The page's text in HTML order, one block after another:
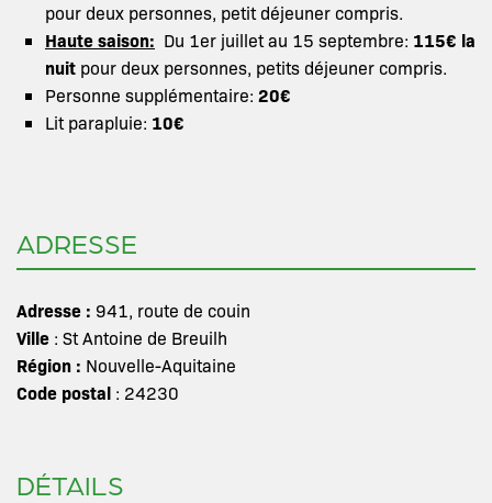
pour deux personnes, petit déjeuner compris.
Haute saison: Du 1er juillet au 15 septembre: 115€ la
nuit pour deux personnes, petits déjeuner compris.
Personne supplémentaire: 20€
Lit parapluie: 10€
ADRESSE
Adresse : 941, route de couin
Ville : St Antoine de Breuilh
Région : Nouvelle-Aquitaine
Code postal : 24230
DÉTAILS